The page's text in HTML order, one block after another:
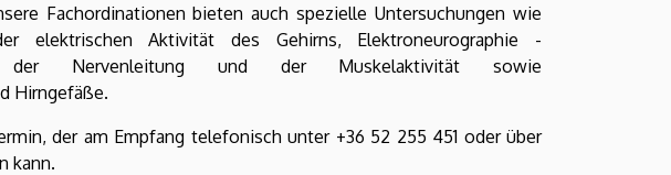
Fachordinationen bieten auch spezielle Untersuchungen wie
elektrischen Aktivität des Gehirns, Elektroneurographie -
der Nervenleitung und der Muskelaktivität sowie
Hirngefäße.
der am Empfang telefonisch unter +36 52 255 451 oder über
kann.